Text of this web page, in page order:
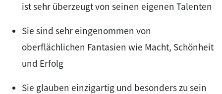
ist sehr überzeugt von seinen eigenen Talenten
Sie sind sehr eingenommen von
oberflächlichen Fantasien wie Macht, Schönheit
und Erfolg
Sie glauben einzigartig und besonders zu sein